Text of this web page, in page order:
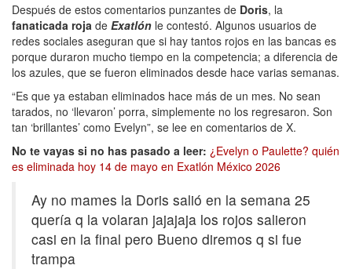
Después de estos comentarios punzantes de Doris, la
fanaticada roja de Exatlón le contestó. Algunos usuarios de
redes sociales aseguran que si hay tantos rojos en las bancas es
porque duraron mucho tiempo en la competencia; a diferencia de
los azules, que se fueron eliminados desde hace varias semanas.
“Es que ya estaban eliminados hace más de un mes. No sean
tarados, no ‘llevaron’ porra, simplemente no los regresaron. Son
tan ‘brillantes’ como Evelyn”, se lee en comentarios de X.
No te vayas si no has pasado a leer: ¿Evelyn o Paulette? quién
es eliminada hoy 14 de mayo en Exatlón México 2026
Ay no mames la Doris salió en la semana 25
quería q la volaran jajajaja los rojos salieron
casi en la final pero Bueno diremos q si fue
trampa